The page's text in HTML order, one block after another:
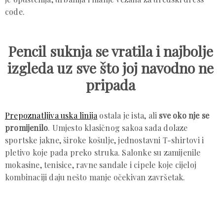
code.
Pencil suknja se vratila i najbolje
izgleda uz sve što joj navodno ne
pripada
Prepoznatljiva uska linijaostala je ista, ali sve oko nje se
promijenilo. Umjesto klasičnog sakoa sada dolaze
sportske jakne, široke košulje, jednostavni T-shirtovi i
pletivo koje pada preko struka. Salonke su zamijenile
mokasine, tenisice, ravne sandale i cipele koje cijeloj
kombinaciji daju nešto manje očekivan završetak.